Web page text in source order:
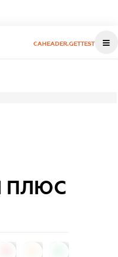
CAHEADER.GETTEST
ПЛЮС